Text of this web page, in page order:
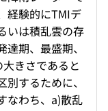
経験的にTMIデ
いは積乱雲の存
期、最盛期、
きさであると
するために、
なわち、a)散乱